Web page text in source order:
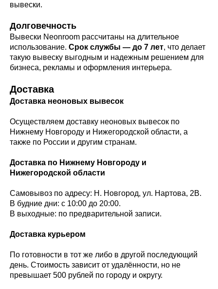
вывески.
Долговечность
Вывески Neonroom рассчитаны на длительное
использование. Срок службы — до 7 лет, что делает
такую вывеску выгодным и надежным решением для
бизнеса, рекламы и оформления интерьера.
Доставка
Доставка неоновых вывесок
Осуществляем доставку неоновых вывесок по
Нижнему Новгороду и Нижегородской области, а
также по России и другим странам.
Доставка по Нижнему Новгороду и
Нижегородской области
Самовывоз по адресу: Н. Новгород, ул. Нартова, 2В.
В будние дни: с 10:00 до 20:00.
В выходные: по предварительной записи.
Доставка курьером
По готовности в тот же либо в другой последующий
день. Стоимость зависит от удалённости, но не
превышает 500 рублей по городу и округу.